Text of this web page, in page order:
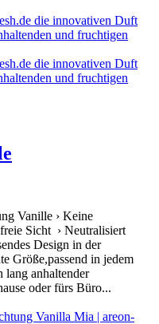
Vanille › Keine
Sicht › Neutralisiert
Design in der
Größe,passend in jedem
lang anhaltender
oder fürs Büro...